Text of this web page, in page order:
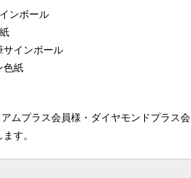
ンボール
サインボール
色紙
ムプラス会員様・ダイヤモンドプラス会
す。